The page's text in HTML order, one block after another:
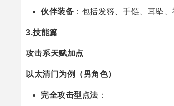
伙伴装备 ：包括发簪、手链、耳坠
3.技能篇
攻击系天赋加点
以太清门为例（男角色）
完全攻击型点法：